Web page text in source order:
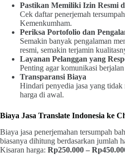
Pastikan Memiliki Izin Resmi
Cek daftar penerjemah
Kemenkumham.
Periksa Portofolio dan
Semakin banyak pengalaman
resmi, semakin terjamin
Layanan Pelanggan yang
Penting agar komunikasi berjalan
Transparansi Biaya
Hindari penyedia jasa yang
harga di awal.
Biaya Jasa Translate Indonesia ke
Biaya jasa penerjemahan tersumpah
biasanya dihitung berdasarkan jumlah
Kisaran harga: Rp250.000 –